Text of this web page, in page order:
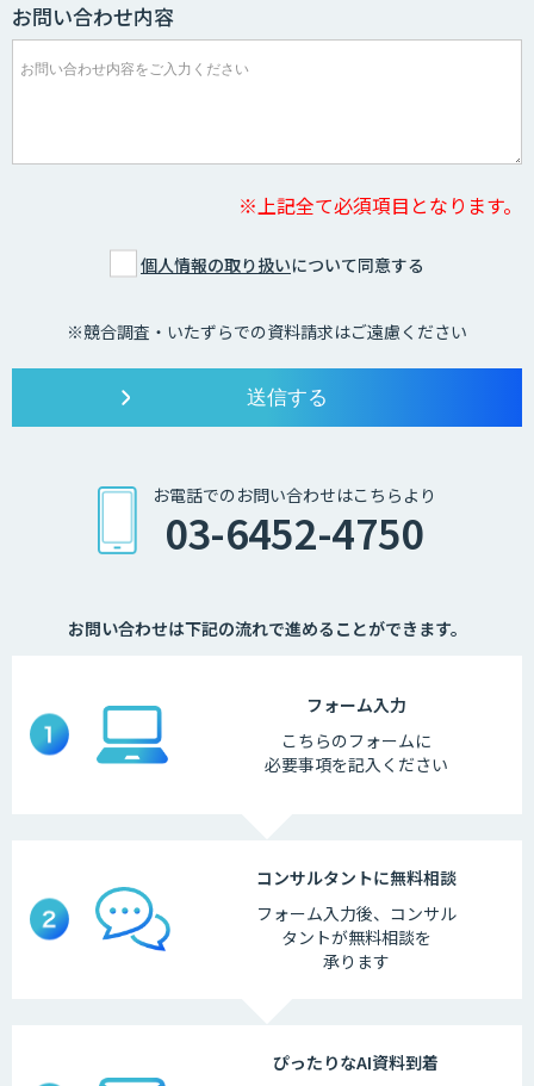
お問い合わせ内容
※上記全て必須項目となります。
個人情報の取り扱いについて同意する
※競合調査・いたずらでの資料請求はご遠慮ください
お電話でのお問い合わせはこちらより
03-6452-4750
お問い合わせは下記の流れで進めることができます。
フォーム入力
こちらのフォームに
必要事項を記入ください
コンサルタントに無料相談
フォーム入力後、 コンサル
タントが無料相談を
承ります
ぴったりなAI資料到着